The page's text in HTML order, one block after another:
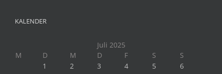
KALENDER
Juli 2025
M
D M D F S
S
1
2 3 4 5
6